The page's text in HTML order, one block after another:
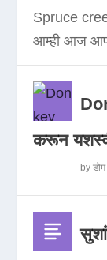
Spruce
आम्ही आज
करून
by